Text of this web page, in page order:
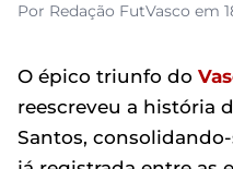
Por Redação FutVasco em
O épico triunfo do
reescreveu a história
Santos,